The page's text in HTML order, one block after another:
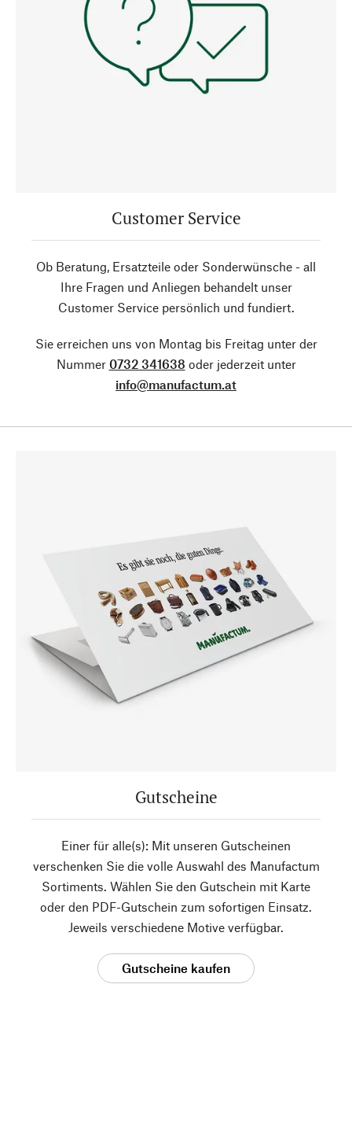
Customer Service
Ob Beratung, Ersatzteile oder Sonderwünsche - all
Ihre Fragen und Anliegen behandelt unser
Customer Service persönlich und fundiert.
Sie erreichen uns von Montag bis Freitag unter der
Nummer 0732 341638 oder jederzeit unter
info@manufactum.at
Gutscheine
Einer für alle(s): Mit unseren Gutscheinen
verschenken Sie die volle Auswahl des Manufactum
Sortiments. Wählen Sie den Gutschein mit Karte
oder den PDF-Gutschein zum sofortigen Einsatz.
Jeweils verschiedene Motive verfügbar.
Gutscheine kaufen